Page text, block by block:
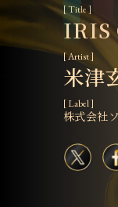
[ Title ]
IRIS
[ Artist ]
米津
[ Label ]
株式会社